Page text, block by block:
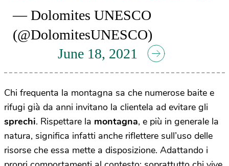
— Dolomites UNESCO
(@DolomitesUNESCO)
June 18, 2021
Chi frequenta la montagna sa che numerose baite e
rifugi già da anni invitano la clientela ad evitare gli
sprechi. Rispettare la montagna, e più in generale la
natura, significa infatti anche riflettere sull’uso delle
risorse che essa mette a disposizione. Adattando i